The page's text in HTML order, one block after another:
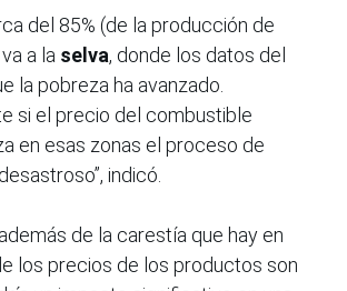
del 85% (de la producción de
a la selva, donde los datos del
la pobreza ha avanzado.
si el precio del combustible
en esas zonas el proceso de
indicó.
de la carestía que hay en
los precios de los productos son